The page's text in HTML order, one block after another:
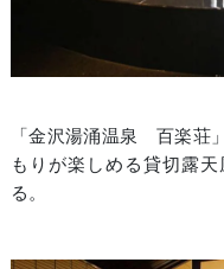
「金沢湯涌温泉 百楽荘
もりが楽しめる貸切露
る。